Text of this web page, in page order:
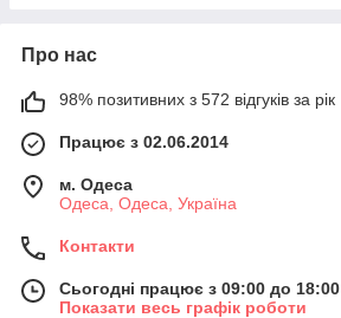
Про нас
98% позитивних з 572 відгуків за рік
Працює з 02.06.2014
м. Одеса
Одеса, Одеса, Україна
Контакти
Сьогодні працює з 09:00 до 18:00
Показати весь графік роботи